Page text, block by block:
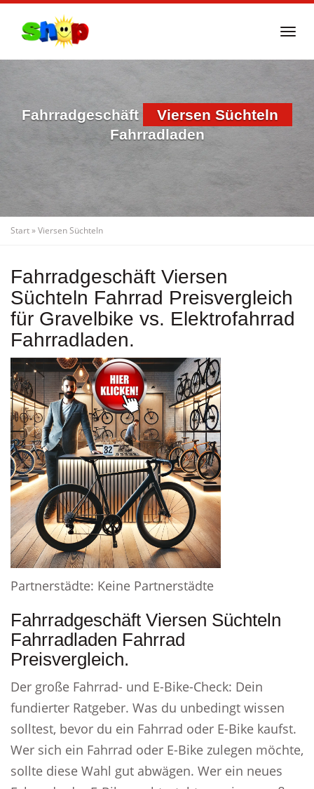
Fahrradgeschäft
Viersen Süchteln
Fahrradladen
Start»Viersen Süchteln
Fahrradgeschäft Viersen
Süchteln Fahrrad Preisvergleich
für Gravelbike vs. Elektrofahrrad
Fahrradladen.
Partnerstädte: Keine Partnerstädte
Fahrradgeschäft Viersen Süchteln
Fahrradladen Fahrrad
Preisvergleich.
Der große Fahrrad- und E-Bike-Check: Dein
fundierter Ratgeber. Was du unbedingt wissen
solltest, bevor du ein Fahrrad oder E-Bike kaufst.
Wer sich ein Fahrrad oder E-Bike zulegen möchte,
sollte diese Wahl gut abwägen. Wer ein neues